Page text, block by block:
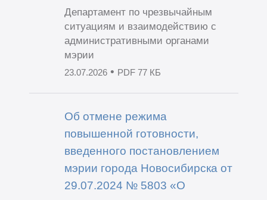
Департамент по чрезвычайным
ситуациям и взаимодействию с
административными органами
мэрии
23.07.2026• PDF 77 КБ
Об отмене режима
повышенной готовности,
введенного постановлением
мэрии города Новосибирска от
29.07.2024 № 5803 «О